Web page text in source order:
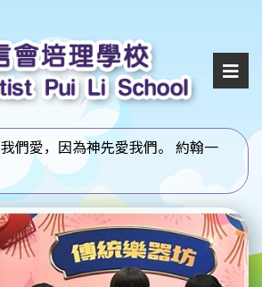
我們愛，因為神先愛我們。 約翰一